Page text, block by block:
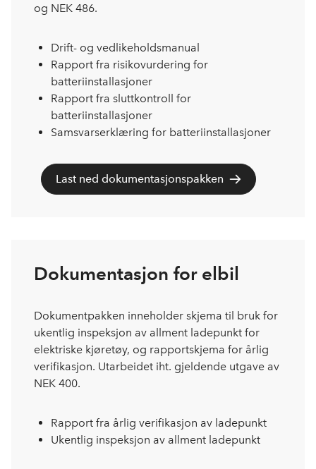
og NEK 486.
Drift- og vedlikeholdsmanual
Rapport fra risikovurdering for
batteriinstallasjoner
Rapport fra sluttkontroll for
batteriinstallasjoner
Samsvarserklæring for batteriinstallasjoner
Last ned dokumentasjonspakken
Dokumentasjon for elbil
Dokumentpakken inneholder skjema til bruk for
ukentlig inspeksjon av allment ladepunkt for
elektriske kjøretøy, og rapportskjema for årlig
verifikasjon. Utarbeidet iht. gjeldende utgave av
NEK 400.
Rapport fra årlig verifikasjon av ladepunkt
Ukentlig inspeksjon av allment ladepunkt